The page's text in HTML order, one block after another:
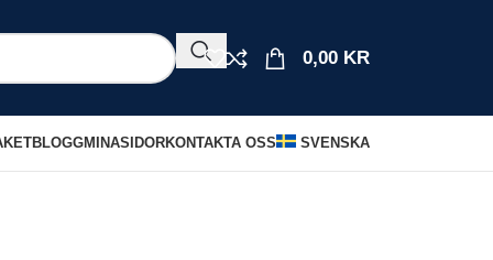
0,00 KR
BLOGGMINASIDORKONTAKTA OSS SVENSKA